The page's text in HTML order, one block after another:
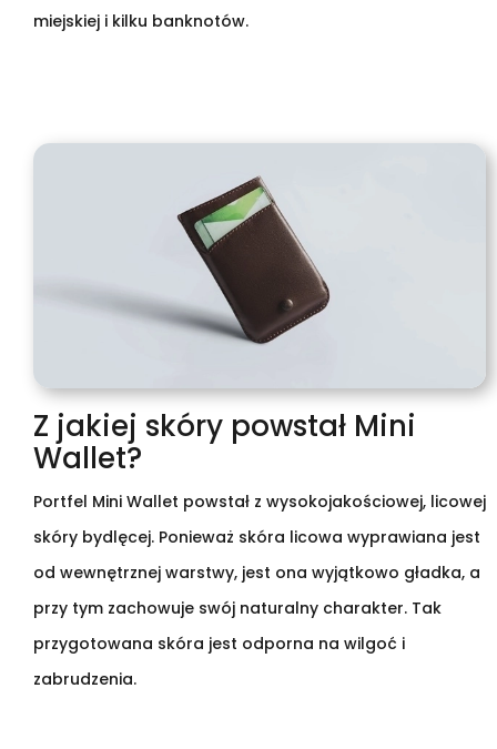
miejskiej i kilku banknotów.
Z jakiej skóry powstał Mini
Wallet?
Portfel Mini Wallet powstał z wysokojakościowej, licowej
skóry bydlęcej. Ponieważ skóra licowa wyprawiana jest
od wewnętrznej warstwy, jest ona wyjątkowo gładka, a
przy tym zachowuje swój naturalny charakter. Tak
przygotowana skóra jest odporna na wilgoć i
zabrudzenia.